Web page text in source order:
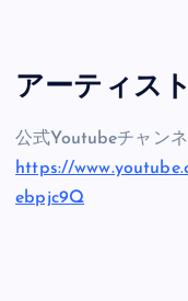
アーティス
公式Youtubeチャンネ
https://
ebpjc9Q